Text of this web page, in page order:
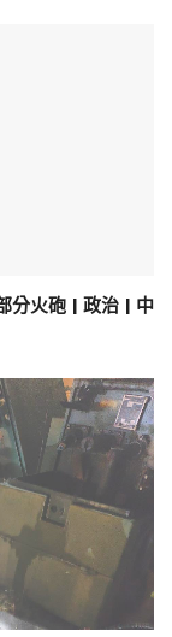
分火砲 | 政治 | 中